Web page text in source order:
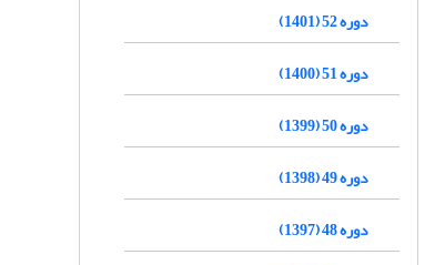
دوره 52 (1401)
دوره 51 (1400)
دوره 50 (1399)
دوره 49 (1398)
دوره 48 (1397)